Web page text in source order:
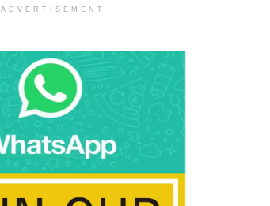
ADVERTISEMENT